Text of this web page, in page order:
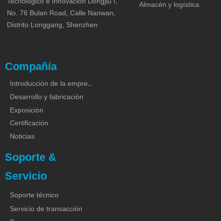
Almacén y logística
No. 76 Bulan Road, Calle Nanwan,
Distrito Longgang, Shenzhen
Compañía
Introducción de la empresa
Desarrollo y fabricación
Exposición
Certificación
Noticias
Soporte &
Servicio
Soporte técnico
Servicio de transacción